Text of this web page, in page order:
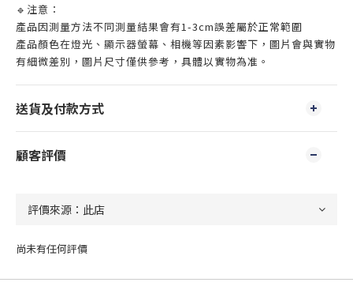
🔹注意：
產品因測量方法不同測量結果會有1-3cm誤差屬於正常範圍
產品顏色在燈光、顯示器螢幕、相機等因素影響下，圖片會與實物
有細微差別，圖片尺寸僅供參考，具體以實物為准。
送貨及付款方式
顧客評價
尚未有任何評價